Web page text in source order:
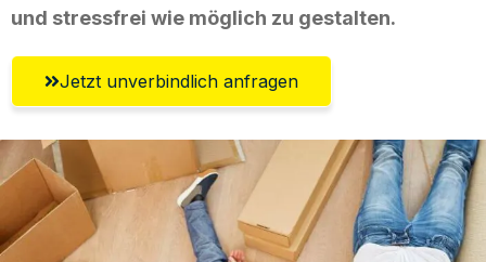
und stressfrei wie möglich zu gestalten.
Jetzt unverbindlich anfragen